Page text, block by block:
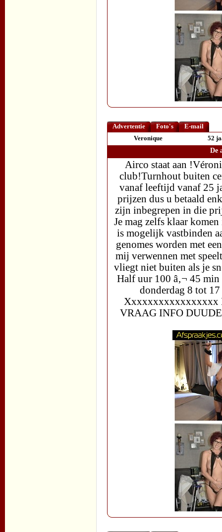
Advertentie Foto's
E-mail
Veronique
52
De
Airco staat aan
club!Turnhout buiten
vanaf leeftijd vanaf 25
prijzen dus u betaald
zijn inbegrepen in die
Je mag zelfs klaar
is mogelijk vastbinden
genomes worden met
mij verwennen met
vliegt niet buiten als je
Half uur 100 â‚¬ 45 min
donderdag 8 tot
Xxxxxxxxxxxxxxxxx
VRAAG INFO